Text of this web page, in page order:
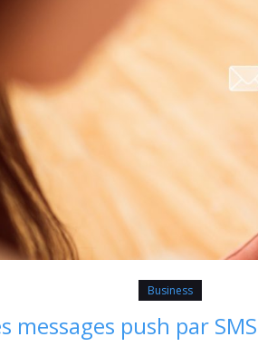
Business
messages push par